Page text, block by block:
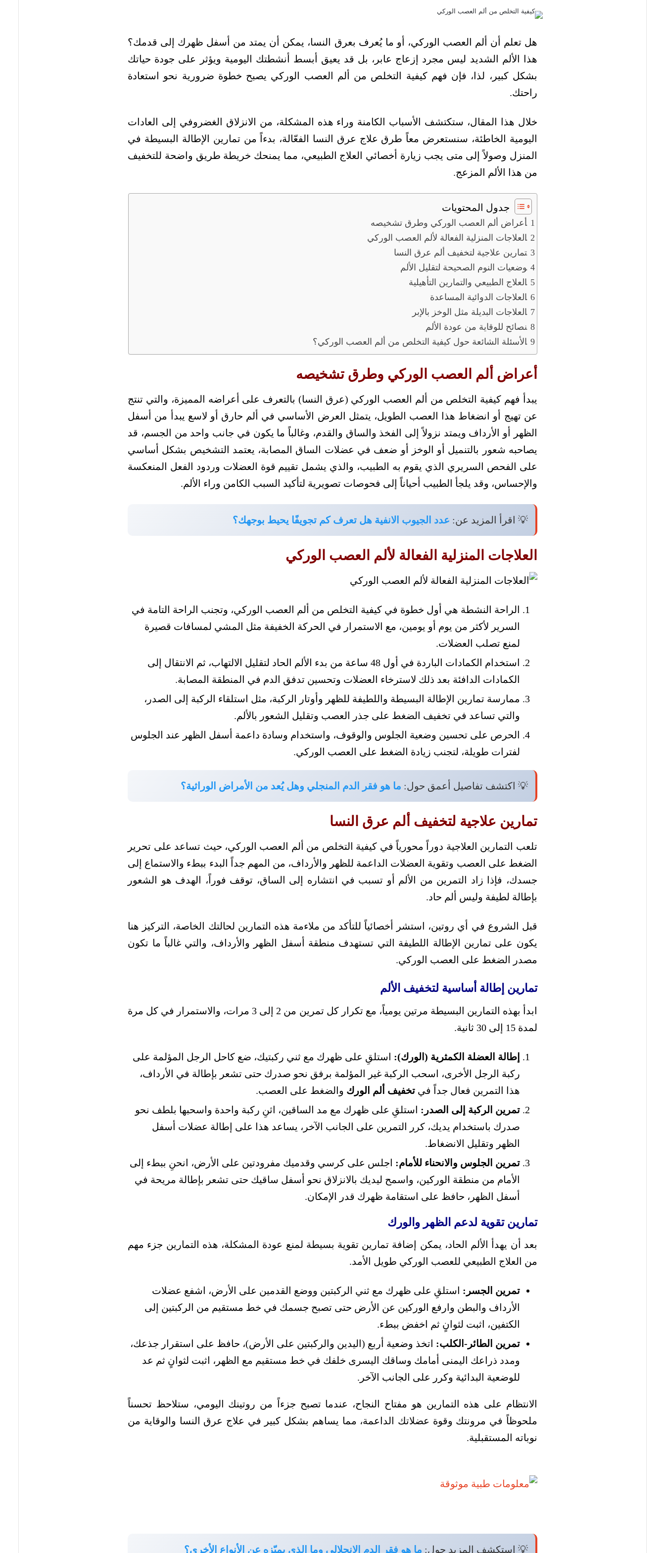
هل تعلم أن ألم العصب الوركي، أو ما يُعرف بعرق النسا، يمكن أن يمتد من أسفل ظهرك إلى قدمك؟
هذا الألم الشديد ليس مجرد إزعاج عابر، بل قد يعيق أبسط أنشطتك اليومية ويؤثر على جودة حياتك
بشكل كبير، لذا، فإن فهم كيفية التخلص من ألم العصب الوركي يصبح خطوة ضرورية نحو استعادة
راحتك.
خلال هذا المقال، ستكتشف الأسباب الكامنة وراء هذه المشكلة، من الانزلاق الغضروفي إلى العادات
اليومية الخاطئة، سنستعرض معاً طرق علاج عرق النسا الفعّالة، بدءاً من تمارين الإطالة البسيطة في
المنزل وصولاً إلى متى يجب زيارة أخصائي العلاج الطبيعي، مما يمنحك خريطة طريق واضحة للتخفيف
من هذا الألم المزعج.
جدول المحتويات
أعراض ألم العصب الوركي وطرق تشخيصه
العلاجات المنزلية الفعالة لألم العصب الوركي
تمارين علاجية لتخفيف ألم عرق النسا
وضعيات النوم الصحيحة لتقليل الألم
العلاج الطبيعي والتمارين التأهيلية
العلاجات الدوائية المساعدة
العلاجات البديلة مثل الوخز بالإبر
نصائح للوقاية من عودة الألم
الأسئلة الشائعة حول كيفية التخلص من ألم العصب الوركي؟
أعراض ألم العصب الوركي وطرق تشخيصه
يبدأ فهم كيفية التخلص من ألم العصب الوركي (عرق النسا) بالتعرف على أعراضه المميزة، والتي تنتج
عن تهيج أو انضغاط هذا العصب الطويل، يتمثل العرض الأساسي في ألم حارق أو لاسع يبدأ من أسفل
الظهر أو الأرداف ويمتد نزولاً إلى الفخذ والساق والقدم، وغالباً ما يكون في جانب واحد من الجسم، قد
يصاحبه شعور بالتنميل أو الوخز أو ضعف في عضلات الساق المصابة، يعتمد التشخيص بشكل أساسي
على الفحص السريري الذي يقوم به الطبيب، والذي يشمل تقييم قوة العضلات وردود الفعل المنعكسة
والإحساس، وقد يلجأ الطبيب أحياناً إلى فحوصات تصويرية لتأكيد السبب الكامن وراء الألم.
💡 اقرأ المزيد عن: عدد الجيوب الانفية هل تعرف كم تجويفًا يحيط بوجهك؟
العلاجات المنزلية الفعالة لألم العصب الوركي
الراحة النشطة هي أول خطوة في كيفية التخلص من ألم العصب الوركي، وتجنب الراحة التامة في
السرير لأكثر من يوم أو يومين، مع الاستمرار في الحركة الخفيفة مثل المشي لمسافات قصيرة
لمنع تصلب العضلات.
استخدام الكمادات الباردة في أول 48 ساعة من بدء الألم الحاد لتقليل الالتهاب، ثم الانتقال إلى
الكمادات الدافئة بعد ذلك لاسترخاء العضلات وتحسين تدفق الدم في المنطقة المصابة.
ممارسة تمارين الإطالة البسيطة واللطيفة للظهر وأوتار الركبة، مثل استلقاء الركبة إلى الصدر،
والتي تساعد في تخفيف الضغط على جذر العصب وتقليل الشعور بالألم.
الحرص على تحسين وضعية الجلوس والوقوف، واستخدام وسادة داعمة أسفل الظهر عند الجلوس
لفترات طويلة، لتجنب زيادة الضغط على العصب الوركي.
💡 اكتشف تفاصيل أعمق حول: ما هو فقر الدم المنجلي وهل يُعد من الأمراض الوراثية؟
تمارين علاجية لتخفيف ألم عرق النسا
تلعب التمارين العلاجية دوراً محورياً في كيفية التخلص من ألم العصب الوركي، حيث تساعد على تحرير
الضغط على العصب وتقوية العضلات الداعمة للظهر والأرداف، من المهم جداً البدء ببطء والاستماع إلى
جسدك، فإذا زاد التمرين من الألم أو تسبب في انتشاره إلى الساق، توقف فوراً، الهدف هو الشعور
بإطالة لطيفة وليس ألم حاد.
قبل الشروع في أي روتين، استشر أخصائياً للتأكد من ملاءمة هذه التمارين لحالتك الخاصة، التركيز هنا
يكون على تمارين الإطالة اللطيفة التي تستهدف منطقة أسفل الظهر والأرداف، والتي غالباً ما تكون
مصدر الضغط على العصب الوركي.
تمارين إطالة أساسية لتخفيف الألم
ابدأ بهذه التمارين البسيطة مرتين يومياً، مع تكرار كل تمرين من 2 إلى 3 مرات، والاستمرار في كل مرة
لمدة 15 إلى 30 ثانية.
إطالة العضلة الكمثرية (الورك): استلقِ على ظهرك مع ثني ركبتيك، ضع كاحل الرجل المؤلمة على
ركبة الرجل الأخرى، اسحب الركبة غير المؤلمة برفق نحو صدرك حتى تشعر بإطالة في الأرداف،
هذا التمرين فعال جداً فيتخفيف ألم الورك والضغط على العصب.
تمرين الركبة إلى الصدر: استلقِ على ظهرك مع مد الساقين، اثنِ ركبة واحدة واسحبها بلطف نحو
صدرك باستخدام يديك، كرر التمرين على الجانب الآخر، يساعد هذا على إطالة عضلات أسفل
الظهر وتقليل الانضغاط.
تمرين الجلوس والانحناء للأمام: اجلس على كرسي وقدميك مفرودتين على الأرض، انحنِ ببطء إلى
الأمام من منطقة الوركين، واسمح ليديك بالانزلاق نحو أسفل ساقيك حتى تشعر بإطالة مريحة في
أسفل الظهر، حافظ على استقامة ظهرك قدر الإمكان.
تمارين تقوية لدعم الظهر والورك
بعد أن يهدأ الألم الحاد، يمكن إضافة تمارين تقوية بسيطة لمنع عودة المشكلة، هذه التمارين جزء مهم
من العلاج الطبيعي للعصب الوركي طويل الأمد.
تمرين الجسر: استلقِ على ظهرك مع ثني الركبتين ووضع القدمين على الأرض، اشفع عضلات
الأرداف والبطن وارفع الوركين عن الأرض حتى تصبح جسمك في خط مستقيم من الركبتين إلى
الكتفين، اثبت لثوانٍ ثم اخفض ببطء.
تمرين الطائر-الكلب: اتخذ وضعية أربع (اليدين والركبتين على الأرض)، حافظ على استقرار جذعك،
ومدد ذراعك اليمنى أمامك وساقك اليسرى خلفك في خط مستقيم مع الظهر، اثبت لثوانٍ ثم عد
للوضعية البدائية وكرر على الجانب الآخر.
الانتظام على هذه التمارين هو مفتاح النجاح، عندما تصبح جزءاً من روتينك اليومي، ستلاحظ تحسناً
ملحوظاً في مرونتك وقوة عضلاتك الداعمة، مما يساهم بشكل كبير في علاج عرق النسا والوقاية من
نوباته المستقبلية.
💡 استكشف المزيد حول: ما هو فقر الدم الانحلالي وما الذي يميّزه عن الأنواع الأخرى؟